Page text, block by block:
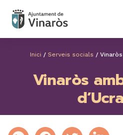
Inici / Serveis socials /
Vinaròs